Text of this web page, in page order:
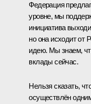
Федерация
уровне, мы
инициатива
но она исходит от
идею. Мы знаем,
вклады сейчас.
Нельзя сказать,
осуществлён